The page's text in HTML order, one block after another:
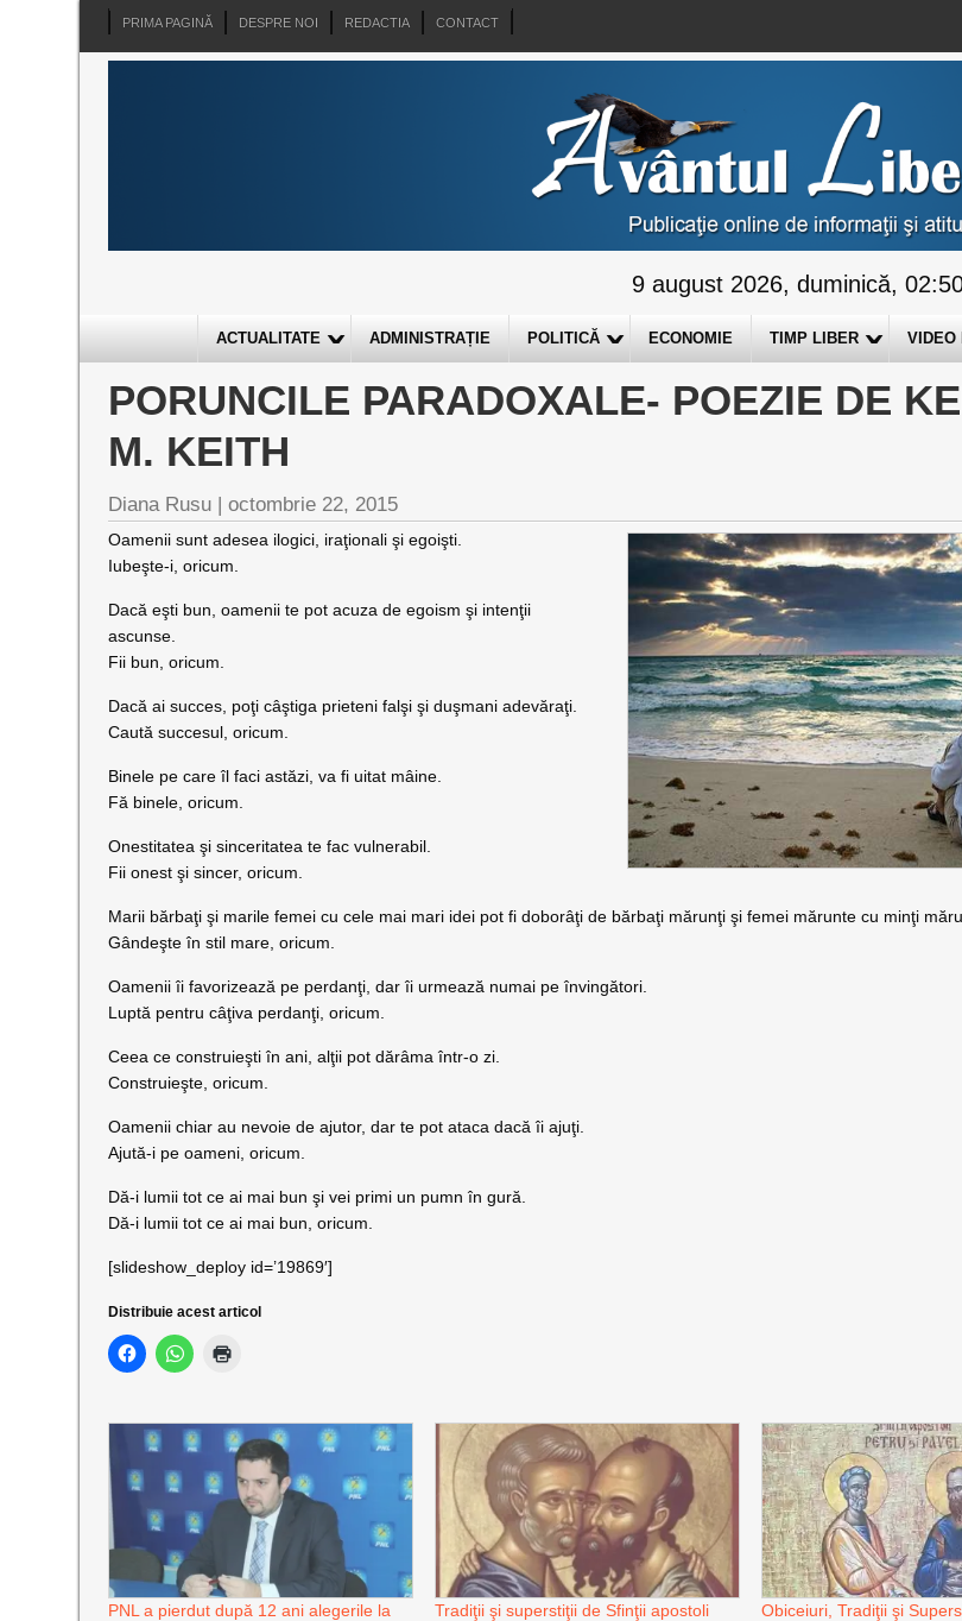
PRIMA PAGINĂ DESPRE NOI REDACTIA CONTACT
9 august 2026, duminică,
ACTUALITATE ADMINISTRAȚIE POLITICĂ ECONOMIE TIMP LIBER VIDEO
PORUNCILE PARADOXALE- POEZIE DE
M. KEITH
Diana Rusu |octombrie 22, 2015
Oamenii sunt adesea ilogici, iraţionali şi egoişti.
Iubeşte-i, oricum.
Dacă eşti bun, oamenii te pot acuza de egoism şi intenţii
ascunse.
Fii bun, oricum.
Dacă ai succes, poţi câştiga prieteni falşi şi duşmani adevăraţi.
Caută succesul, oricum.
Binele pe care îl faci astăzi, va fi uitat mâine.
Fă binele, oricum.
Onestitatea şi sinceritatea te fac vulnerabil.
Fii onest şi sincer, oricum.
Marii bărbaţi şi marile femei cu cele mai mari idei pot fi doborâţi de bărbaţi mărunţi şi femei mărunte cu minţi
Gândeşte în stil mare, oricum.
Oamenii îi favorizează pe perdanţi, dar îi urmează numai pe învingători.
Luptă pentru câţiva perdanţi, oricum.
Ceea ce construieşti în ani, alţii pot dărâma într-o zi.
Construieşte, oricum.
Oamenii chiar au nevoie de ajutor, dar te pot ataca dacă îi ajuţi.
Ajută-i pe oameni, oricum.
Dă-i lumii tot ce ai mai bun şi vei primi un pumn în gură.
Dă-i lumii tot ce ai mai bun, oricum.
[slideshow_deploy id=’19869′]
Distribuie acest articol
PNL a pierdut după 12 ani alegerile la
Tradiţii şi superstiţii de Sfinţii apostoli
Obiceiuri, Tradiţii şi